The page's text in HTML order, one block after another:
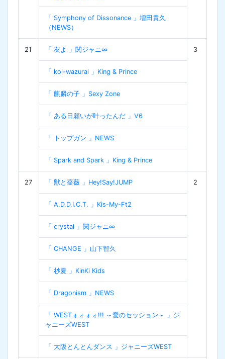
「 Symphony of Dissonance 」増田貴久
（NEWS）
21 「 友よ 」関ジャニ∞ 3
「 koi-wazurai 」King & Prince
「 麒麟の子 」Sexy Zone
「 ある日願いが叶ったんだ 」V6
「 トップガン 」NEWS
「 Spark and Spark 」King & Prince
27 「 獣と薔薇 」Hey!Say!JUMP 2
「 A.D.D.I.C.T. 」Kis-My-Ft2
「 crystal 」関ジャニ∞
「 CHANGE 」山下智久
「 杪夏 」KinKi Kids
「 Dragonism 」NEWS
「 WESTォォォォ!!! ～愛のセッション～ 」ジ
ャニーズWEST
「 大阪とんとんダンス 」ジャニーズWEST